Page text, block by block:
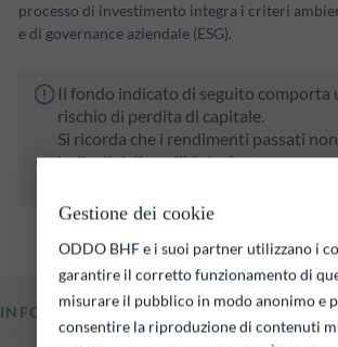
processo di investimento integra i criteri
e di governance aziendale (ESG).
Il fondo indicato di seguito comporta
rischio di perdita di capitale.
Si ricorda che i rendimenti passati
indicativi di quelli futuri e possono
INFORMAZIONI CHIAVE
Gestione dei cookie
ODDO BHF e i suoi partner utilizzano i
garantire il corretto funzionamento di
misurare il pubblico in modo anonimo e
consentire la riproduzione di contenuti